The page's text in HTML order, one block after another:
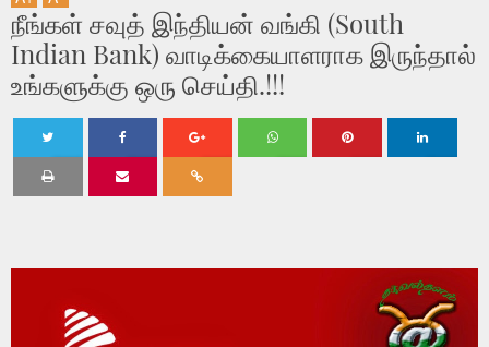
நீங்கள் சவுத் இந்தியன் வங்கி (South
Indian Bank) வாடிக்கையாளராக இருந்தால்
உங்களுக்கு ஒரு செய்தி.!!!
Shar Shar